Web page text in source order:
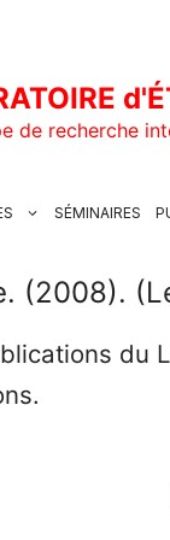
de recherche
SÉMINAIRES
(2008).
du